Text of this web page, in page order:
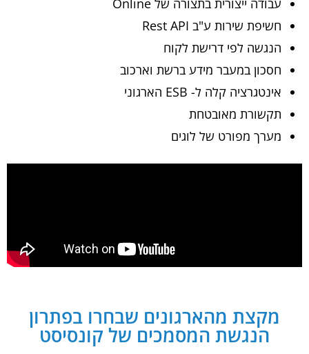
עבודה ייצורית בתצורה של Online
חשיפת שירות ע"ב Rest API
הנגשה לפי דרישת לקוח
חסכון במעבר מידע ברשת וארכוב
אינטגרציה קלה ל- ESB הארגוני
תקשורת מאובטחת
מערך מפורט של לוגים
מקצת מהארגונים שבחרו בפתרון
הנגשת המסמכים של קונסיסט